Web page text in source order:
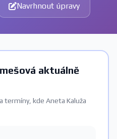
Navrhnout úpravy
aktuálně
termíny, kde Aneta Kaluža